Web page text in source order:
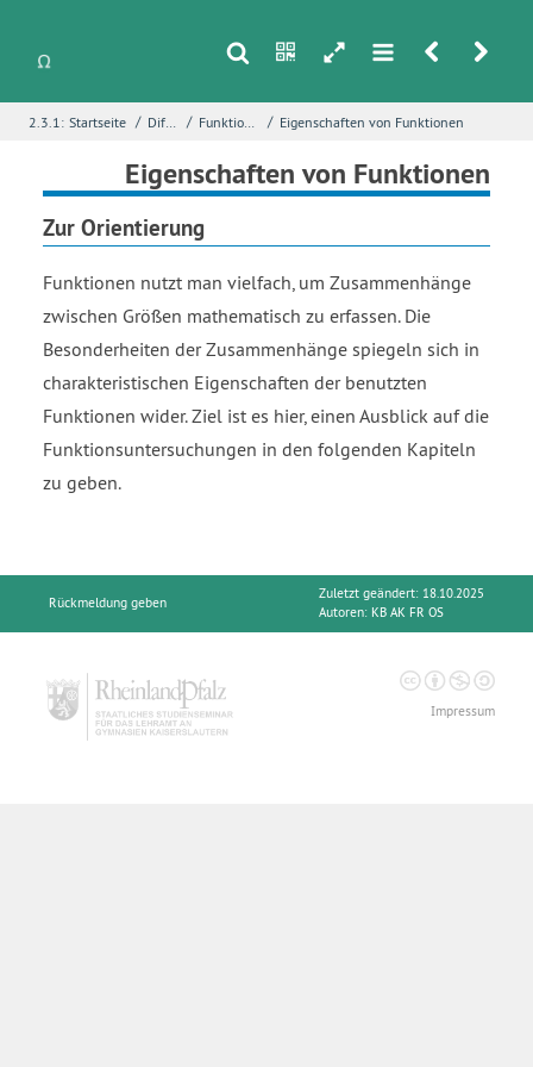
s n h m r u
2.3.1: Startseite / Differentialrechnung / Funktionsuntersuchungen mit Ableitungen / Eigenschaften von Funktionen
Eigenschaften von Funktionen
Zur Orientierung
Funktionen nutzt man vielfach, um Zusammenhänge
zwischen Größen mathematisch zu erfassen. Die
Besonderheiten der Zusammenhänge spiegeln sich in
charakteristischen Eigenschaften der benutzten
Funktionen wider. Ziel ist es hier, einen Ausblick auf die
Funktionsuntersuchungen in den folgenden Kapiteln
zu geben.
Rückmeldung geben
Zuletzt geändert: 18.10.2025
Autoren: KB AK FR OS
Impressum
Name*
Seite*
Fehlerbeschreibung*